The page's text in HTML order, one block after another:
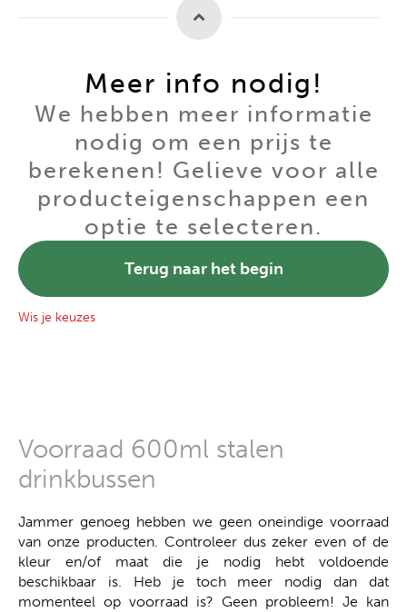
Meer info nodig!
We hebben meer informatie
nodig om een prijs te
berekenen! Gelieve voor alle
producteigenschappen een
optie te selecteren.
Terug naar het begin
Wis je keuzes
Voorraad 600ml stalen
drinkbussen
Jammer genoeg hebben we geen oneindige voorraad
van onze producten. Controleer dus zeker even of de
kleur en/of maat die je nodig hebt voldoende
beschikbaar is. Heb je toch meer nodig dan dat
momenteel op voorraad is? Geen probleem! Je kan